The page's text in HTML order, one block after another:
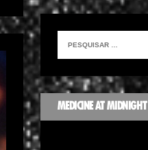
MEDICINE AT MIDNIGHT